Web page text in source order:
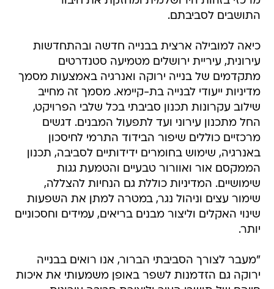
התושבים לסביבתם.
כיאה למובילה ארצית בבנייה חדשה ובהתחדשות
עירונית, עיריית ירושלים מטמיעה סטנדרטים
מתקדמים של בנייה ירוקה ואנרגיה באמצעות מסמך
מדיניות ייעודי לבנייה בת-קיימא. מסמך זה מחייב
שילוב עקרונות תכנון סביבתי בכל שלבי הפרויקט,
החל מתכנון עירוני ועד לתפעול המבנים. דגשים
מרכזיים כוללים שיפור הבידוד התרמי לחיסכון
באנרגיה, שימוש בחומרים ידידותיים לסביבה, תכנון
הממקסם אור ואוורור טבעיים והטמעת גגות
שימושיים. המדיניות כוללת גם הנחיות להצללה,
שימור עצים וניהול נגר, במטרה למתן את השפעות
שינוי האקלים וליצור מבנים בריאים, עמידים וחסכוניים
יותר.
"מעבר לצורך הסביבתי הברור, אנו רואים בבנייה
ירוקה גם הזדמנות לשפר באופן משמעותי את איכות